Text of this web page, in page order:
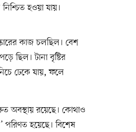
হওয়া যায়।
কাজ চলছিল। বেশ
ছিল। টানা বৃষ্টির
ঢেকে যায়, ফলে
অবস্থায় রয়েছে। কোথাও
পরিণত হয়েছে। বিশেষ